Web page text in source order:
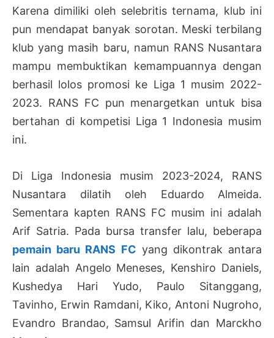
Karena dimiliki oleh selebritis ternama, klub ini
pun mendapat banyak sorotan. Meski terbilang
klub yang masih baru, namun RANS Nusantara
mampu membuktikan kemampuannya dengan
berhasil lolos promosi ke Liga 1 musim 2022-
2023. RANS FC pun menargetkan untuk bisa
bertahan di kompetisi Liga 1 Indonesia musim
ini.
Di Liga Indonesia musim 2023-2024, RANS
Nusantara dilatih oleh Eduardo Almeida.
Sementara kapten RANS FC musim ini adalah
Arif Satria. Pada bursa transfer lalu, beberapa
pemain baru RANS FC yang dikontrak antara
lain adalah Angelo Meneses, Kenshiro Daniels,
Kushedya Hari Yudo, Paulo Sitanggang,
Tavinho, Erwin Ramdani, Kiko, Antoni Nugroho,
Evandro Brandao, Samsul Arifin dan Marckho